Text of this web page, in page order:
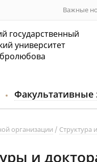
Важные
государственный
университет
Факультативные
организации
Структура
и